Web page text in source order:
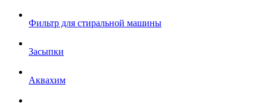
Фильтр для стиральной машины
Засыпки
Аквахим